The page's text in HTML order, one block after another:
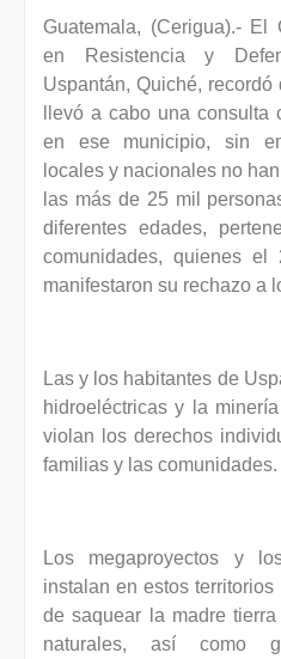
Guatemala, (Cerigua).-
en Resistencia y
Uspantán, Quiché,
llevó a cabo una consulta
en ese municipio, sin
locales y nacionales no
las más de 25 mil
diferentes edades,
comunidades, quienes
manifestaron su rechazo a
Las y los habitantes de
hidroeléctricas y la
violan los derechos
familias y las comunidades.
Los megaproyectos y
instalan en estos
de saquear la madre
naturales, así como